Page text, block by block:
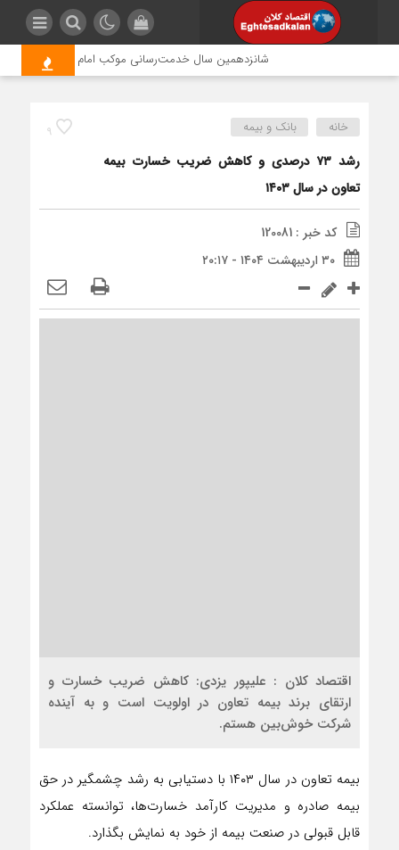
شانزدهمین سال خدمت‌رسانی موکب امام رضا (ع) پتروشیمی
9 خانه بانک و بیمه
رشد ۷۳ درصدی و کاهش ضریب خسارت بیمه
تعاون در سال ۱۴۰۳
کد خبر : 120081
۳۰ اردیبهشت ۱۴۰۴ - ۲۰:۱۷
اقتصاد کلان : علیپور یزدی: کاهش ضریب خسارت و
ارتقای برند بیمه تعاون در اولویت است و به آینده
شرکت خوش‌بین هستم.
بیمه تعاون در سال ۱۴۰۳ با دستیابی به رشد چشمگیر در حق
بیمه صادره و مدیریت کارآمد خسارت‌ها، توانسته عملکرد
قابل قبولی در صنعت بیمه از خود به نمایش بگذارد.